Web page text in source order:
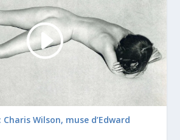
Wilson, muse d’Edward